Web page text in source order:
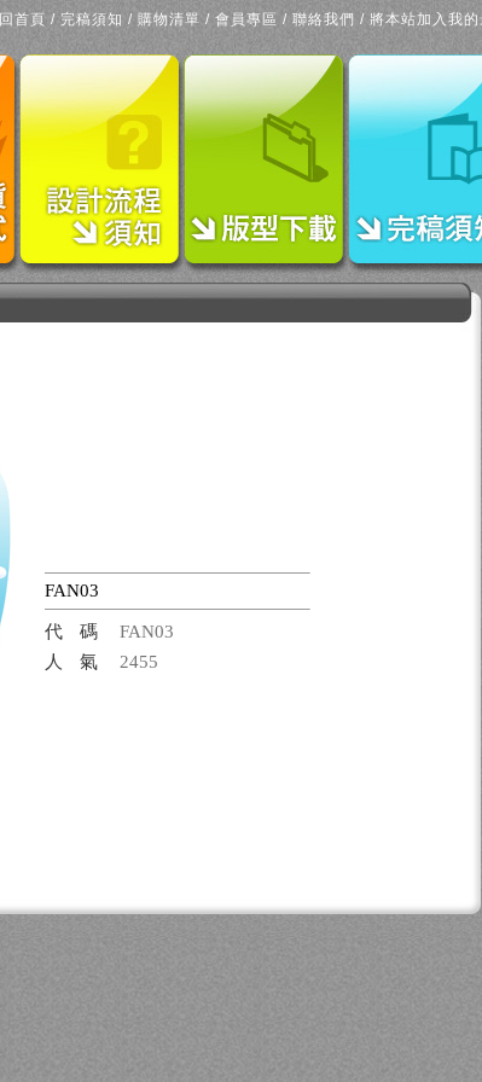
回首頁 /完稿須知 / 購物清單 / 會員專區 / 聯絡我們 / 將本站加入我的
FAN03
代碼
FAN03
人氣
2455